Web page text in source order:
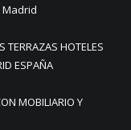
TERRAZAS HOTELES
ESPAÑA
MOBILIARIO Y